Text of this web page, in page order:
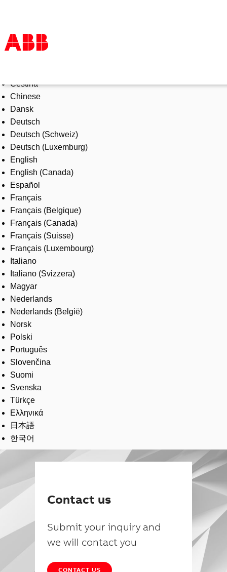
Products & Solutions
Industries
Services
About us
Where to buy
Contact us
Careers
Čeština
Chinese
Dansk
Deutsch
Deutsch (Schweiz)
Deutsch (Luxemburg)
English
English (Canada)
Español
Français
Français (Belgique)
Français (Canada)
Français (Suisse)
Français (Luxembourg)
Italiano
Italiano (Svizzera)
Magyar
Nederlands
Nederlands (België)
Norsk
Polski
Português
Slovenčina
Suomi
Svenska
Türkçe
Ελληνικά
日本語
한국어
Contact us
Submit your inquiry and
we will contact you
CONTACT US